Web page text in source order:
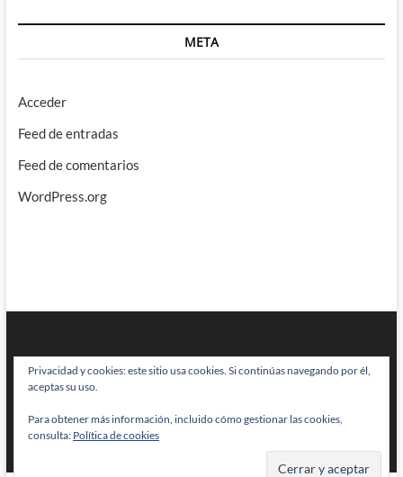
META
Acceder
Feed de entradas
Feed de comentarios
WordPress.org
BRAINSTOMPING| Diseñado por:Theme Freesia|WordPress| © Todos
los derechos reservados
Privacidad y cookies: este sitio usa cookies. Si continúas navegando por él,
aceptas su uso.
Para obtener más información, incluido cómo gestionar las cookies,
consulta: Política de cookies